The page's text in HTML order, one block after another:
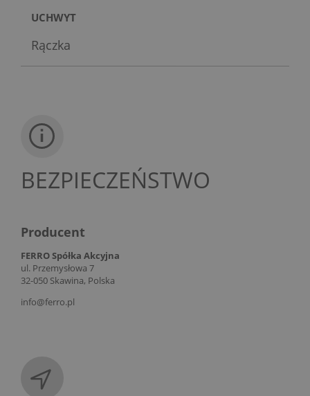
UCHWYT
Rączka
BEZPIECZEŃSTWO
Producent
FERRO Spółka Akcyjna
ul. Przemysłowa 7
32-050 Skawina, Polska
info@ferro.pl